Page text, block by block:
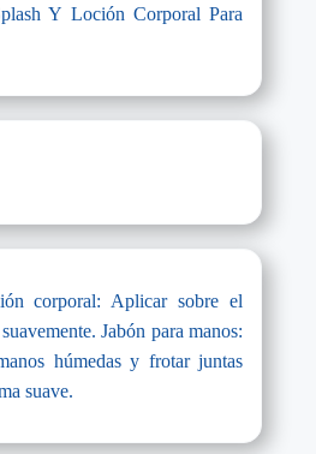
Y Loción Corporal Para
corporal: Aplicar sobre el
Jabón para manos:
húmedas y frotar juntas
suave.